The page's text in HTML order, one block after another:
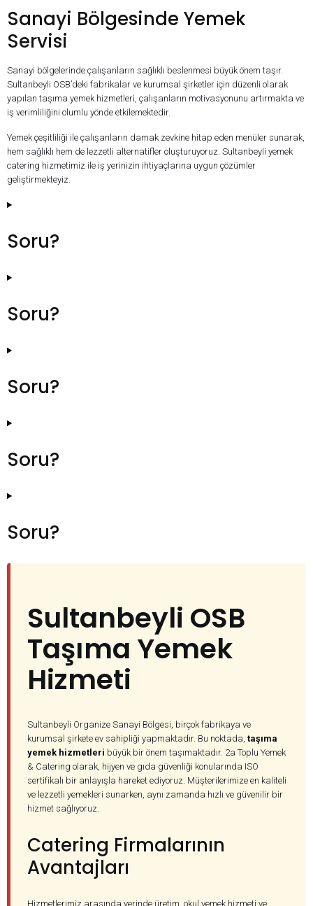
Sanayi Bölgesinde Yemek
Servisi
Sanayi bölgelerinde çalışanların sağlıklı beslenmesi büyük önem taşır.
Sultanbeyli OSB’deki fabrikalar ve kurumsal şirketler için düzenli olarak
yapılan taşıma yemek hizmetleri, çalışanların motivasyonunu artırmakta ve
iş verimliliğini olumlu yönde etkilemektedir.
Yemek çeşitliliği ile çalışanların damak zevkine hitap eden menüler sunarak,
hem sağlıklı hem de lezzetli alternatifler oluşturuyoruz. Sultanbeyli yemek
catering hizmetimiz ile iş yerinizin ihtiyaçlarına uygun çözümler
geliştirmekteyiz.
Soru?
Soru?
Soru?
Soru?
Soru?
Sultanbeyli OSB
Taşıma Yemek
Hizmeti
Sultanbeyli Organize Sanayi Bölgesi, birçok fabrikaya ve
kurumsal şirkete ev sahipliği yapmaktadır. Bu noktada, taşıma
yemek hizmetleri büyük bir önem taşımaktadır. 2a Toplu Yemek
& Catering olarak, hijyen ve gıda güvenliği konularında ISO
sertifikalı bir anlayışla hareket ediyoruz. Müşterilerimize en kaliteli
ve lezzetli yemekleri sunarken, aynı zamanda hızlı ve güvenilir bir
hizmet sağlıyoruz.
Catering Firmalarının
Avantajları
Hizmetlerimiz arasında yerinde üretim, okul yemek hizmeti ve